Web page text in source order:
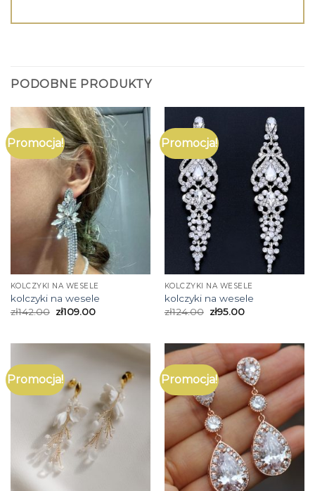
PODOBNE PRODUKTY
Promocja!
KOLCZYKI NA WESELE
kolczyki na wesele
zł142.00 zł109.00
Promocja!
KOLCZYKI NA WESELE
kolczyki na wesele
zł124.00 zł95.00
Promocja! Promocja!